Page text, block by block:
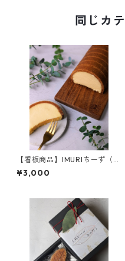
同じカ
【看板商品】IMURIちーず（チ
ーズケーキ）
¥3,000